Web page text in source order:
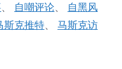
、 自嘲评论、 自黑风
斯克推特、 马斯克访